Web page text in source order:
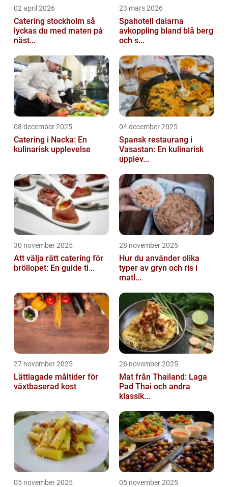
02 april 2026
Catering stockholm så
lyckas du med maten på
näst...
23 mars 2026
Spahotell dalarna
avkoppling bland blå berg
och s...
08 december 2025
Catering i Nacka: En
kulinarisk upplevelse
04 december 2025
Spansk restaurang i
Vasastan: En kulinarisk
upplev...
30 november 2025
Att välja rätt catering för
bröllopet: En guide ti...
28 november 2025
Hur du använder olika
typer av gryn och ris i
matl...
27 november 2025
Lättlagade måltider för
växtbaserad kost
26 november 2025
Mat från Thailand: Laga
Pad Thai och andra
klassik...
05 november 2025 05 november 2025